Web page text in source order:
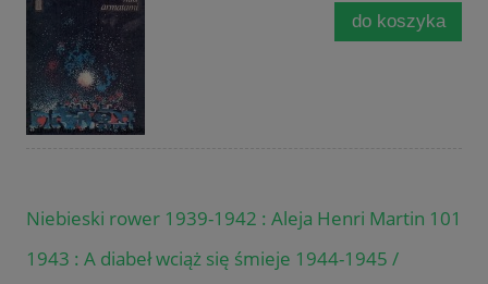
do koszyka
Niebieski rower 1939-1942 : Aleja Henri Martin 101
1943 : A diabeł wciąż się śmieje 1944-1945 /